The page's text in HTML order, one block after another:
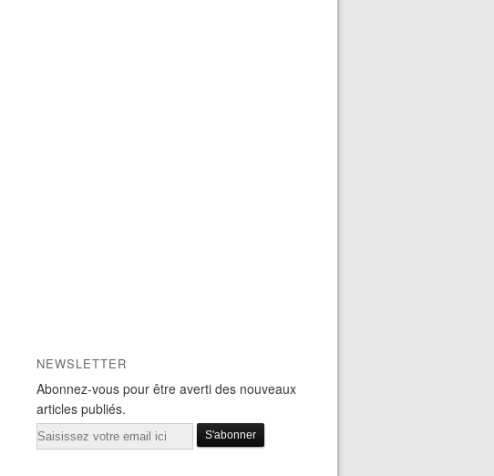
NEWSLETTER
Abonnez-vous pour être averti des nouveaux
articles publiés.
Email